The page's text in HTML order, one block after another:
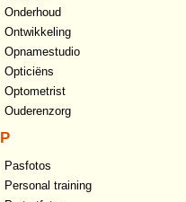
Onderhoud
Ontwikkeling
Opnamestudio
Opticiëns
Optometrist
Ouderenzorg
P
Pasfotos
Personal training